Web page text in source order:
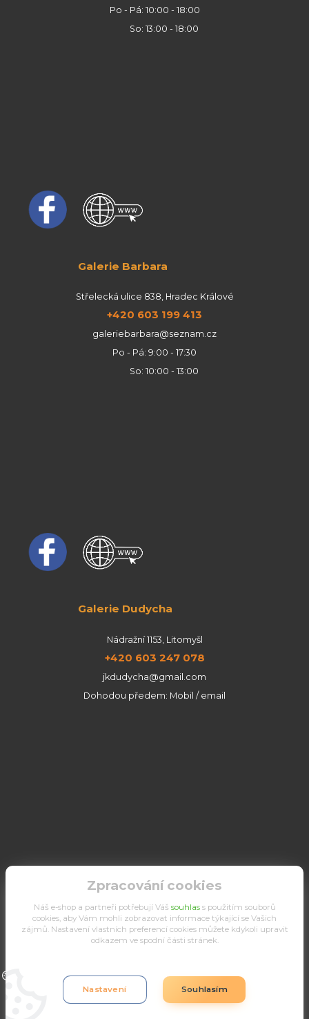
Po - Pá: 10:00 - 18:00
So: 13:00 - 18:00
Galerie Barbara
Střelecká ulice 838, Hradec Králové
+420 603 199 413
galeriebarbara@seznam.cz
Po - Pá: 9:00 - 17:30
So: 10:00 - 13:00
Galerie Dudycha
Nádražní 1153, Litomyšl
+420 603 247 078
jkdudycha@gmail.com
Dohodou předem: Mobil / email
Upravit sběr cookies.
Zpracování cookies
Náš e-shop a partneři potřebují Váš souhlass použitím souborů
cookies, aby Vám mohli zobrazovat informace týkající se Vašich
zájmů. Nastavení vlastních preferencí cookies můžete kdykoli upravit
odkazem ve spodní části stránek.
Nastavení Souhlasím